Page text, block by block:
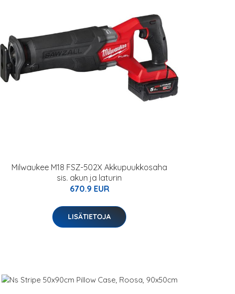
Milwaukee M18 FSZ-502X Akkupuukkosaha
sis. akun ja laturin
670.9 EUR
LISÄTIETOJA